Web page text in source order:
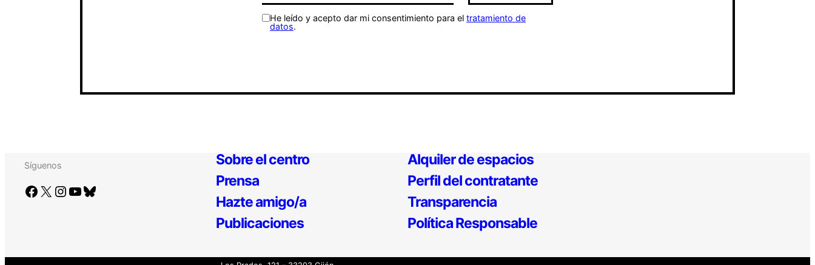
He leído y acepto dar mi consentimiento para el tratamiento de
datos.
Síguenos
Facebook X Instagram YouTube Bluesky
Sobre el centro
Prensa
Hazte amigo/a
Publicaciones
Alquiler de espacios
Perfil del contratante
Transparencia
Política Responsable